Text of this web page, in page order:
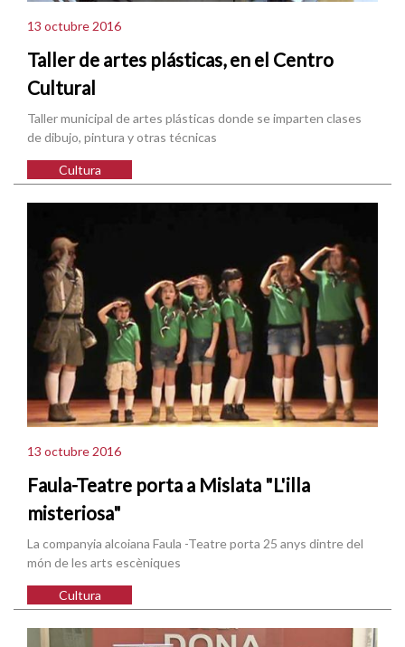
13 octubre 2016
Taller de artes plásticas, en el Centro
Cultural
Taller municipal de artes plásticas donde se imparten clases
de dibujo, pintura y otras técnicas
Cultura
13 octubre 2016
Faula-Teatre porta a Mislata "L'illa
misteriosa"
La companyia alcoiana Faula -Teatre porta 25 anys dintre del
món de les arts escèniques
Cultura